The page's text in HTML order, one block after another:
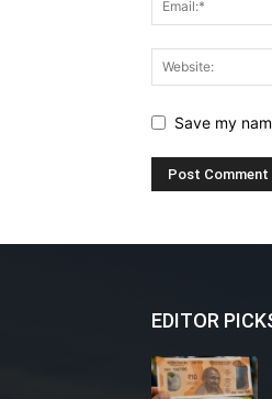
Save my
EDITOR